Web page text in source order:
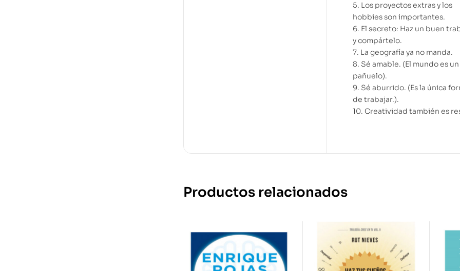
5. Los proyectos extras y los
hobbies son importantes.
6. El secreto: Haz un buen
y compártelo.
7. La geografía ya no manda.
8. Sé amable. (El mundo es un
pañuelo).
9. Sé aburrido. (Es la única
de trabajar.).
10. Creatividad también es
Productos relacionados